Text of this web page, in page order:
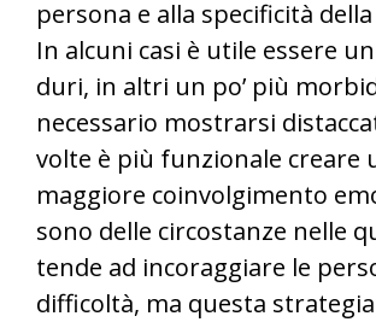
persona e alla specificità
In alcuni casi è utile essere un
duri, in altri un po’ più
necessario mostrarsi
volte è più funzionale creare
maggiore coinvolgimento
sono delle circostanze nelle
tende ad incoraggiare le
difficoltà, ma questa